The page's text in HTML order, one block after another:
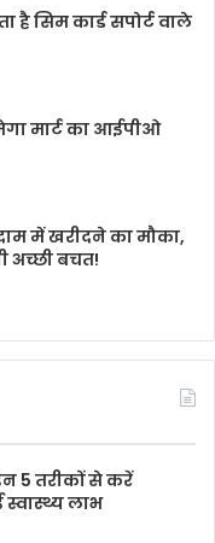
सिम कार्ड सपोर्ट वाले
मार्ट का आईपीओ
में खरीदने का मौका,
अच्छी बचत!
5 तरीकों से करें
लाभ